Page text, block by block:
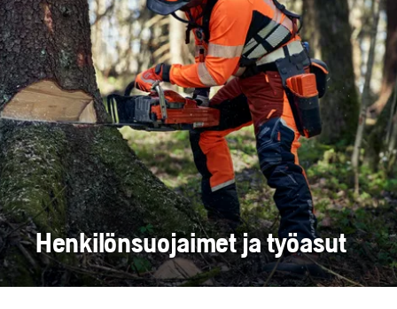
Henkilönsuojaimet ja työasut